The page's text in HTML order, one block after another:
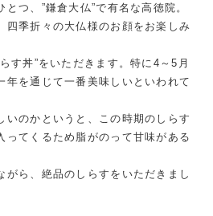
つ、”鎌倉大仏”で有名な高徳院。
四季折々の大仏様のお顔をお楽しみ
す丼”をいただきます。特に4～5月
年を通じて一番美味しいといわれて
いのかというと、この時期のしらす
ってくるため脂がのって甘味がある
がら、絶品のしらすをいただきまし